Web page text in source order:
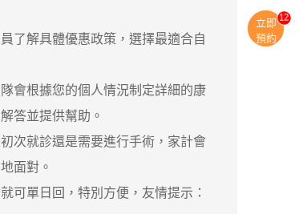
了解具體優惠政策，選擇最適合自
會根據您的個人情況制定詳細的康
答並提供幫助。
次就診還是需要進行手術，家計會
面對。
單日回，特別方便，友情提示：
立即
預約
13